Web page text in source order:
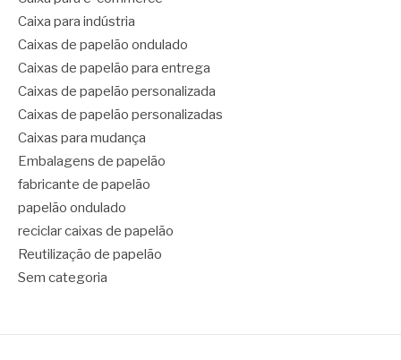
Caixa para indústria
Caixas de papelão ondulado
Caixas de papelão para entrega
Caixas de papelão personalizada
Caixas de papelão personalizadas
Caixas para mudança
Embalagens de papelão
fabricante de papelão
papelão ondulado
reciclar caixas de papelão
Reutilização de papelão
Sem categoria